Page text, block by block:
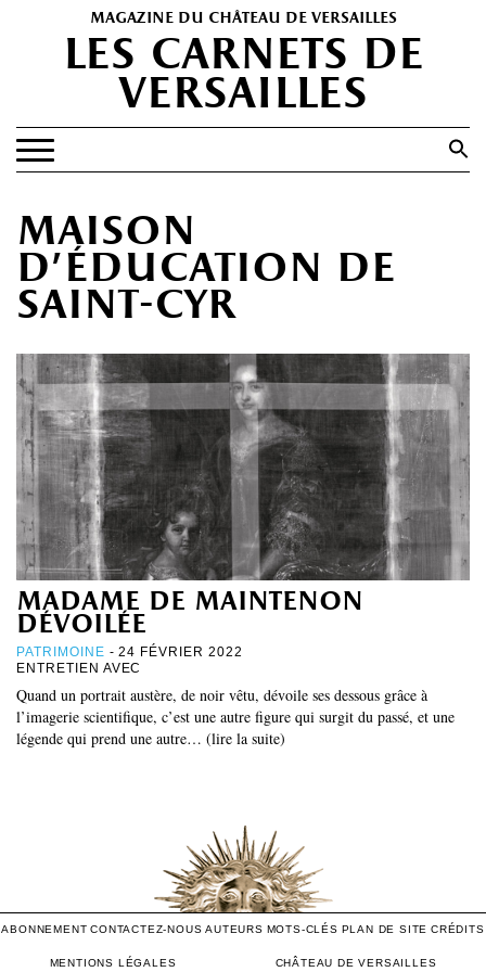
magazine du château de versailles
les carnets de
versailles
Search Button
SPECTACLES
HISTOIRE(S)
LES +
ABONNEMENT GRATUIT AU MAGAZINE
maison
d’éducation de
saint-cyr
madame de maintenon
dévoilée
PATRIMOINE - 24 FÉVRIER 2022
ENTRETIEN AVEC
Quand un portrait austère, de noir vêtu, dévoile ses dessous grâce à
l’imagerie scientifique, c’est une autre figure qui surgit du passé, et une
légende qui prend une autre… (lire la suite)
ABONNEMENT CONTACTEZ-NOUS AUTEURS MOTS-CLÉS PLAN DE SITE CRÉDITS
MENTIONS LÉGALES CHÂTEAU DE VERSAILLES